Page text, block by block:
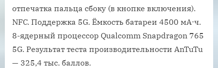
отпечатка пальца сбоку (в кнопке включения).
NFC. Поддержка 5G. Ёмкость батареи 4500 мА⋅ч.
8-ядерный процессор Qualcomm Snapdragon 765
5G. Результат теста производительности AnTuTu
— 325,4 тыс. баллов.